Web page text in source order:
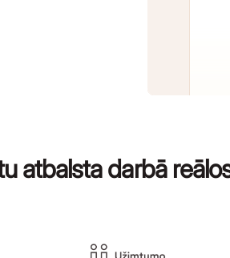
atbalsta darbā